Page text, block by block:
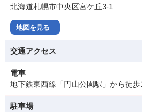
北海道札幌市中央区宮ケ丘3-1
地図を見る
交通アクセス
電車
地下鉄東西線「円山公園駅」から徒歩
駐車場